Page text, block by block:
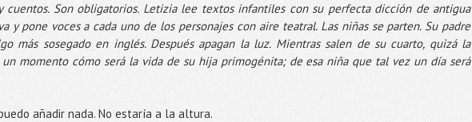
cuentos. Son obligatorios. Letizia lee textos infantiles con su perfecta dicción de antigua
y pone voces a cada uno de los personajes con aire teatral. Las niñas se parten. Su padre
más sosegado en inglés. Después apagan la luz. Mientras salen de su cuarto, quizá la
momento cómo será la vida de su hija primogénita; de esa niña que tal vez un día será
añadir nada. No estaría a la altura.